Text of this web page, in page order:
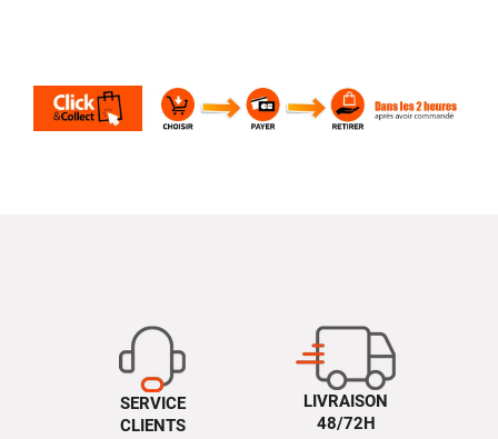
SERVICE
CLIENTS
LIVRAISON
48/72H